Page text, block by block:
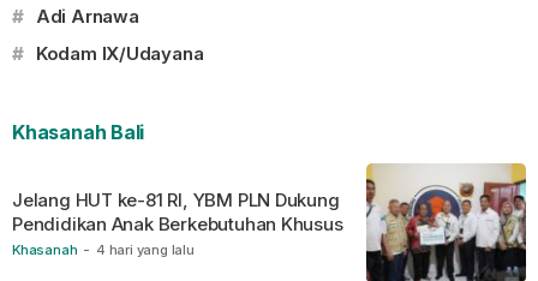
# Adi Arnawa
# Kodam IX/Udayana
Khasanah Bali
Khasanah - 4 hari yang lalu
Jelang HUT ke-81 RI, YBM PLN Dukung
Pendidikan Anak Berkebutuhan Khusus